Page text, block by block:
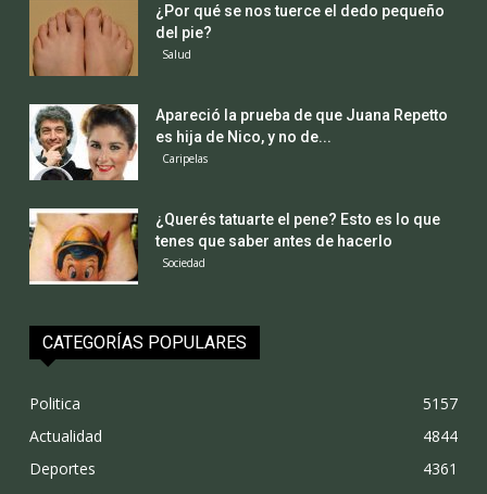
¿Por qué se nos tuerce el dedo pequeño
del pie?
Salud
Apareció la prueba de que Juana Repetto
es hija de Nico, y no de...
Caripelas
¿Querés tatuarte el pene? Esto es lo que
tenes que saber antes de hacerlo
Sociedad
CATEGORÍAS POPULARES
Politica
5157
Actualidad
4844
Deportes
4361